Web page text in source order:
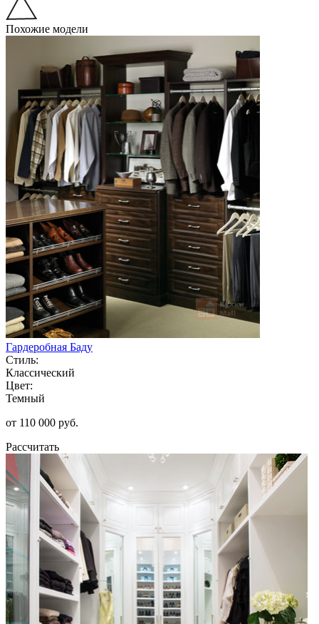
Похожие модели
Гардеробная Баду
Стиль:
Классический
Цвет:
Темный
от 110 000 руб.
Рассчитать